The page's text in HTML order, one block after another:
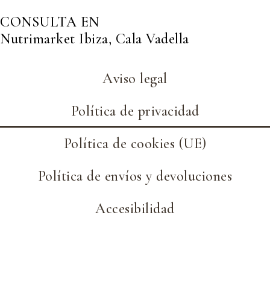
CONSULTA EN
Nutrimarket Ibiza, Cala Vadella
Aviso legal
Política de privacidad
Política de cookies (UE)
Política de envíos y devoluciones
Accesibilidad